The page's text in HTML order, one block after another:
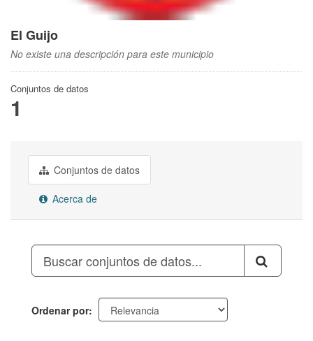
El Guijo
No existe una descripción para este municipio
Conjuntos de datos
1
Conjuntos de datos
Acerca de
Ordenar por